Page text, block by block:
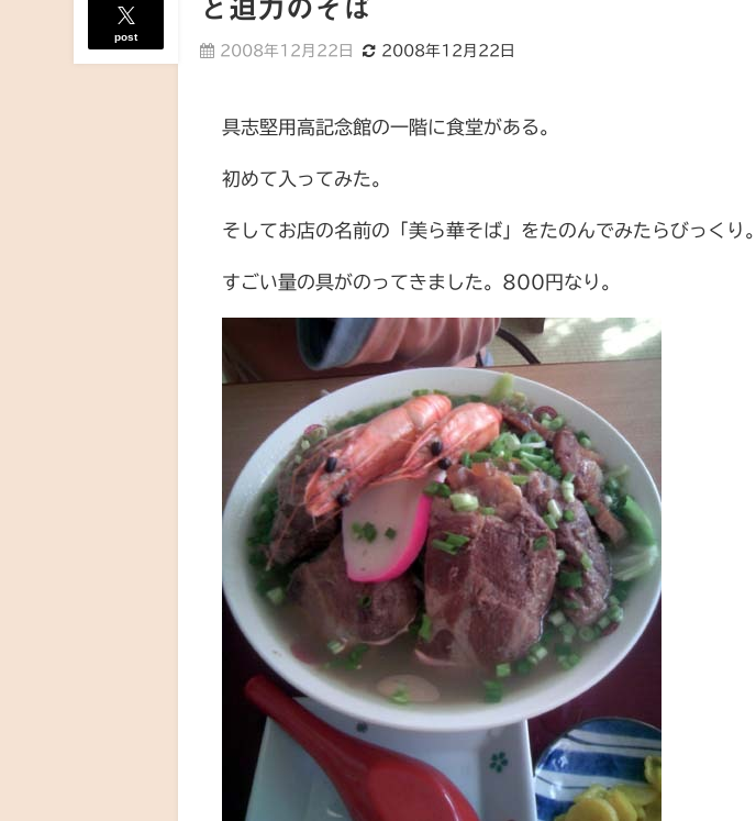
post
ど迫力のそば
2008年12月22日 2008年12月22日
具志堅用高記念館の一階に食堂がある。
初めて入ってみた。
そしてお店の名前の「美ら華そば」をたのんでみたらびっくり。
すごい量の具がのってきました。800円なり。